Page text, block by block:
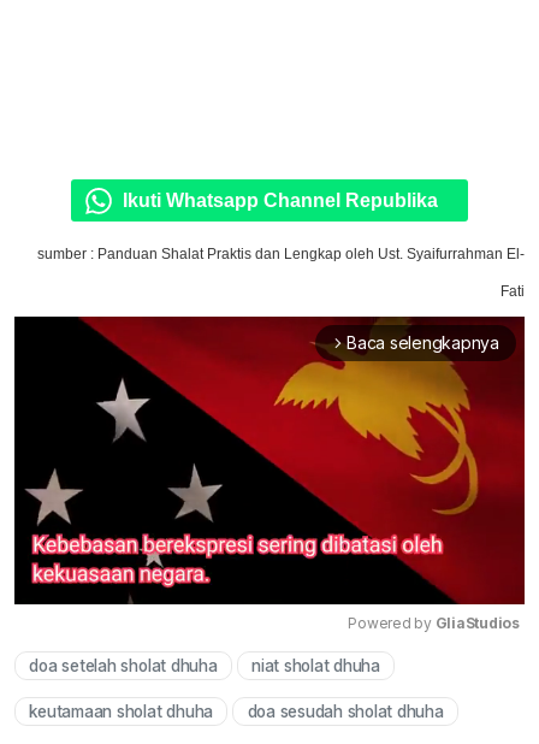
Ikuti Whatsapp Channel Republika
sumber : Panduan Shalat Praktis dan Lengkap oleh Ust. Syaifurrahman El-
Fati
arrow_forward_ios Baca selengkapnya
Powered by GliaStudios
doa setelah sholat dhuha niat sholat dhuha
keutamaan sholat dhuha doa sesudah sholat dhuha